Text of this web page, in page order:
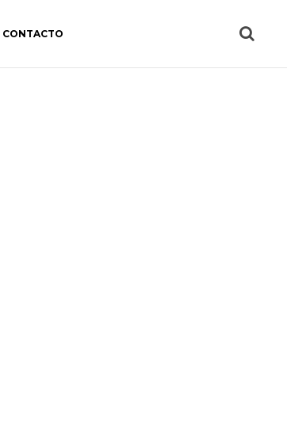
CONTACTO